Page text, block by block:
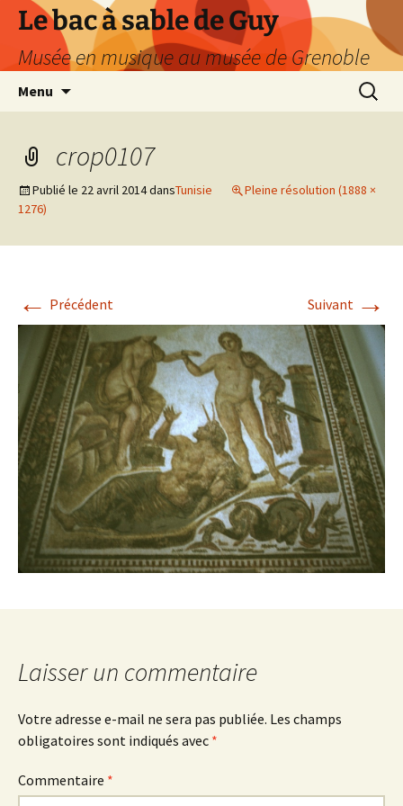
Le bac à sable de Guy
Musée en musique au musée de Grenoble
Menu
crop0107
Publié le 22 avril 2014dansTunisie
Pleine résolution (1888 ×
1276)
← Précédent Suivant →
Laisser un commentaire
Votre adresse e-mail ne sera pas publiée. Les champs
obligatoires sont indiqués avec *
Commentaire *